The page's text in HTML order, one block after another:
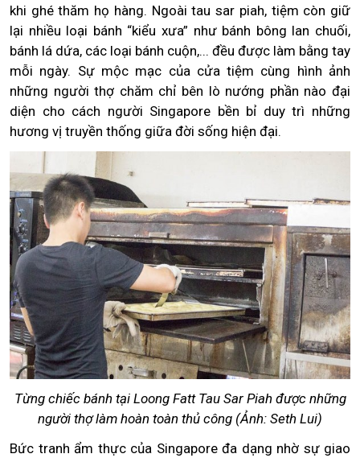
khi ghé thăm họ hàng. Ngoài tau sar piah, tiệm còn giữ
lại nhiều loại bánh “kiểu xưa” như bánh bông lan chuối,
bánh lá dứa, các loại bánh cuộn,... đều được làm bằng tay
mỗi ngày. Sự mộc mạc của cửa tiệm cùng hình ảnh
những người thợ chăm chỉ bên lò nướng phần nào đại
diện cho cách người Singapore bền bỉ duy trì những
hương vị truyền thống giữa đời sống hiện đại.
Từng chiếc bánh tại Loong Fatt Tau Sar Piah được những
người thợ làm hoàn toàn thủ công (Ảnh: Seth Lui)
Bức tranh ẩm thực của Singapore đa dạng nhờ sự giao